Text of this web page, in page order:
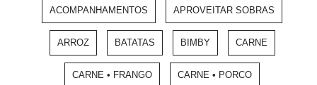
ACOMPANHAMENTOS APROVEITAR SOBRAS
ARROZ BATATAS BIMBY CARNE
CARNE • FRANGO CARNE • PORCO